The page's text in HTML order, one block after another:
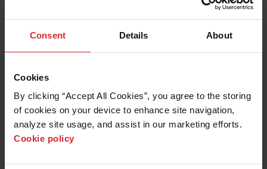
Consent Details About
Cookies
By clicking “Accept All Cookies”, you agree to the storing
of cookies on your device to enhance site navigation,
analyze site usage, and assist in our marketing efforts.
Cookie policy
العربية
Deutsch
Italiano
Nederlands
Polski